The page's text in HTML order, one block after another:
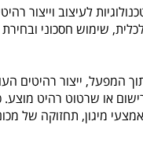
לעיצוב וייצור
שימוש חסכוני
המפעל, ייצור רהיטים
או שרטוט רהיט
מיגון, תחזוקה של